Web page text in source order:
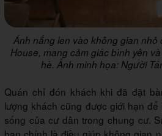
Ánh nắng len vào không gian nhỏ
House, mang cảm giác bình yên
hè. Ảnh minh họa: Người
Quán chỉ đón khách khi đã đặt
lượng khách cũng được giới hạn
sống của cư dân trong chung cư.